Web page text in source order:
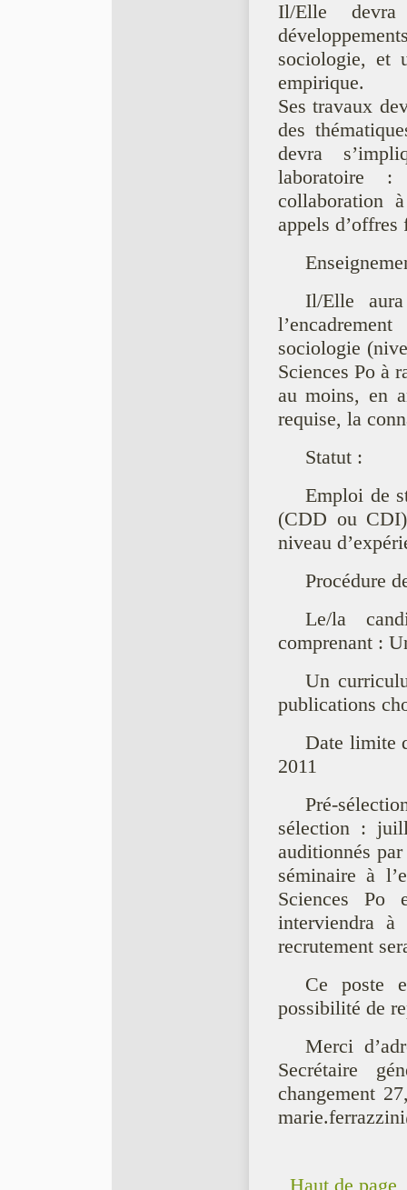
Il/Elle
sociologie, et
empirique.
Ses travaux
des
devra
laboratoire :
collaboration
appels
Il/Elle
sociologie
Sciences Po à
au moins, en
requise, la
Statut :
Emploi de
(CDD ou
niveau
Procédure
Le/la
comprenant :
Un
publications
Date limite
2011
Pré-
sélection :
auditionnés
séminaire à
Sciences Po
interviendra à
recrutement
Ce poste
possibilité de
Merci
Secrétaire
changement
Haut de page